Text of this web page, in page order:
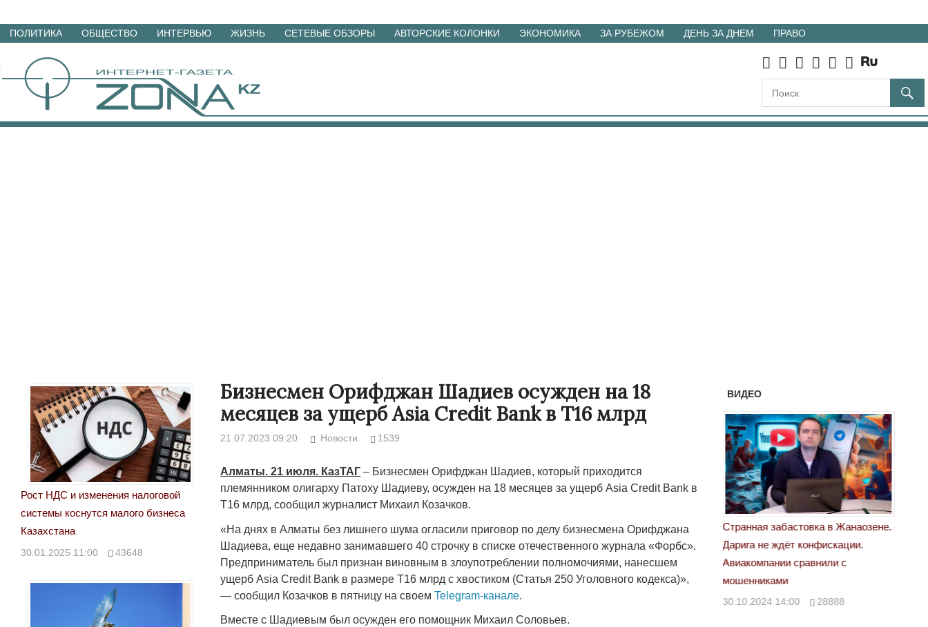
Перейти
материалам
ПОЛИТИКА ОБЩЕСТВО ИНТЕРВЬЮ ЖИЗНЬ СЕТЕВЫЕ ОБЗОРЫ АВТОРСКИЕ КОЛОНКИ ЭКОНОМИКА ЗА РУБЕЖОМ ДЕНЬ ЗА ДНЕМ ПРАВО
Бизнесмен Орифджан Шадиев осужден на 18
месяцев за ущерб Asia Credit Bank в Т16 млрд
21.07.2023 09:20 Новости 1539
Алматы. 21 июля. КазТАГ – Бизнесмен Орифджан Шадиев, который приходится
племянником олигарху Патоху Шадиеву, осужден на 18 месяцев за ущерб Asia Credit Bank в
Т16 млрд, сообщил журналист Михаил Козачков.
«На днях в Алматы без лишнего шума огласили приговор по делу бизнесмена Орифджана
Шадиева, еще недавно занимавшего 40 строчку в списке отечественного журнала «Форбс».
Предприниматель был признан виновным в злоупотреблении полномочиями, нанесшем
ущерб Asia Credit Bank в размере Т16 млрд с хвостиком (Статья 250 Уголовного кодекса)»,
— сообщил Козачков в пятницу на своемTelegram-канале.
Вместе с Шадиевым был осужден его помощник Михаил Соловьев.
Рост НДС и изменения налоговой
системы коснутся малого бизнеса
Казахстана
30.01.2025 11:00 43648
ВИДЕО
Народ выбрал свет
17.10.2024 17:00 29972
Странная забастовка в Жанаозене.
Дарига не ждёт конфискации.
Авиакомпании сравнили с
мошенниками
«Новый Казахстан не говорит всей
правды»
29.10.2024 09:00 39623